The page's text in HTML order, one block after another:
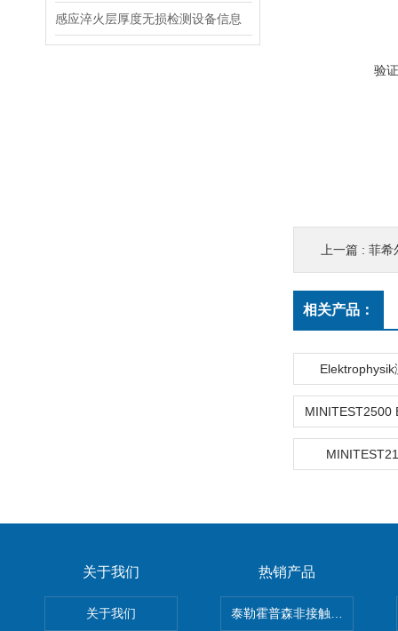
感应淬火层厚度无损检测设备信息
验
上一篇 : 菲希
相关产品：
关于我们
关于我们
热销产品
泰勒霍普森非接触式轮廓仪